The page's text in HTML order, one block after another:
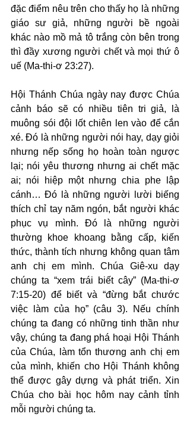
đặc điểm nêu trên cho thấy họ là những
giáo sư giả, những người bề ngoài
khác nào mồ mả tô trắng còn bên trong
thì đầy xương người chết và mọi thứ ô
uế (Ma-thi-ơ 23:27).
Hội Thánh Chúa ngày nay được Chúa
cảnh báo sẽ có nhiều tiên tri giả, là
muông sói đội lốt chiên len vào để cắn
xé. Đó là những người nói hay, dạy giỏi
nhưng nếp sống họ hoàn toàn ngược
lại; nói yêu thương nhưng ai chết mặc
ai; nói hiệp một nhưng chia phe lập
cánh… Đó là những người lười biếng
thích chỉ tay năm ngón, bắt người khác
phục vụ mình. Đó là những người
thường khoe khoang bằng cấp, kiến
thức, thành tích nhưng không quan tâm
anh chị em mình. Chúa Giê-xu dạy
chúng ta “xem trái biết cây” (Ma-thi-ơ
7:15-20) để biết và “đừng bắt chước
việc làm của họ” (câu 3). Nếu chính
chúng ta đang có những tinh thần như
vậy, chúng ta đang phá hoại Hội Thánh
của Chúa, làm tổn thương anh chị em
của mình, khiến cho Hội Thánh không
thể được gây dựng và phát triển. Xin
Chúa cho bài học hôm nay cảnh tỉnh
mỗi người chúng ta.